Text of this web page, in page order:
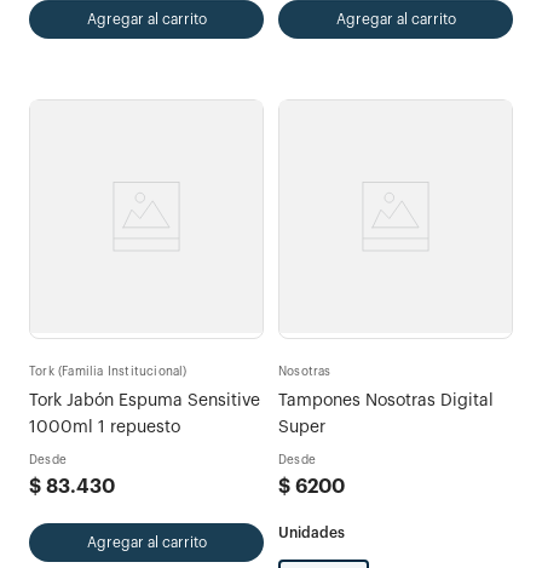
Agregar al carrito Agregar al carrito
Tork (Familia Institucional)
Tork Jabón Espuma Sensitive
1000ml 1 repuesto
Desde
$ 83.430
Agregar al carrito
Nosotras
Tampones Nosotras Digital
Super
Desde
$ 6200